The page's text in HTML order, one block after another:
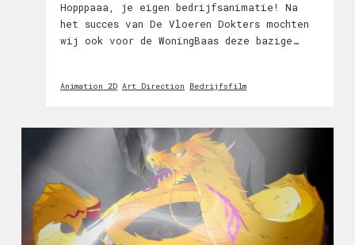
Hopppaaa, je eigen bedrijfsanimatie! Na
het succes van De Vloeren Dokters mochten
wij ook voor de WoningBaas deze bazige
afbouw van nieuwbouwingangen voor 100%
Animation 2D Art Direction Bedrijfsfilm